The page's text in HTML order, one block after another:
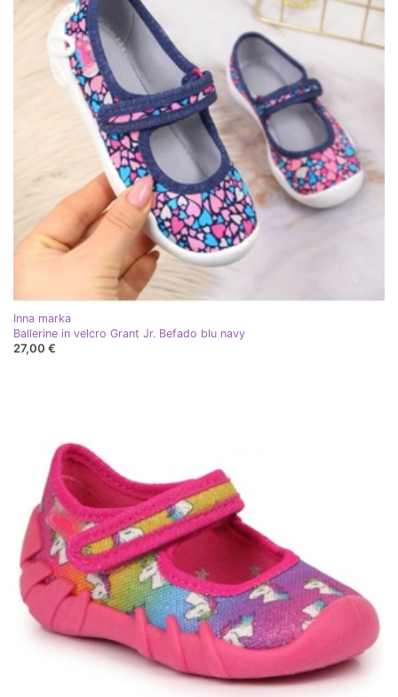
Inna marka
Ballerine in velcro Grant Jr. Befado blu navy
27,00 €